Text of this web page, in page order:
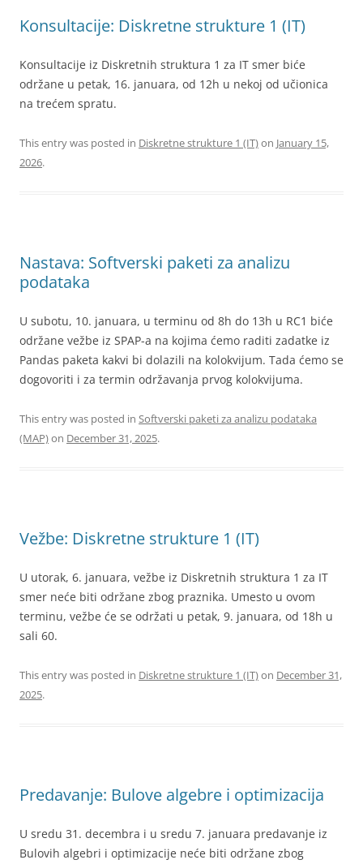
Konsultacije: Diskretne strukture 1 (IT)
Konsultacije iz Diskretnih struktura 1 za IT smer biće
održane u petak, 16. januara, od 12h u nekoj od učionica
na trećem spratu.
This entry was posted in Diskretne strukture 1 (IT)on January 15,
2026.
Nastava: Softverski paketi za analizu
podataka
U subotu, 10. januara, u terminu od 8h do 13h u RC1 biće
održane vežbe iz SPAP-a na kojima ćemo raditi zadatke iz
Pandas paketa kakvi bi dolazili na kolokvijum. Tada ćemo se
dogovoriti i za termin održavanja prvog kolokvijuma.
This entry was posted in Softverski paketi za analizu podataka
(MAP)on December 31, 2025.
Vežbe: Diskretne strukture 1 (IT)
U utorak, 6. januara, vežbe iz Diskretnih struktura 1 za IT
smer neće biti održane zbog praznika. Umesto u ovom
terminu, vežbe će se održati u petak, 9. januara, od 18h u
sali 60.
This entry was posted in Diskretne strukture 1 (IT)on December 31,
2025.
Predavanje: Bulove algebre i optimizacija
U sredu 31. decembra i u sredu 7. januara predavanje iz
Bulovih algebri i optimizacije neće biti održane zbog